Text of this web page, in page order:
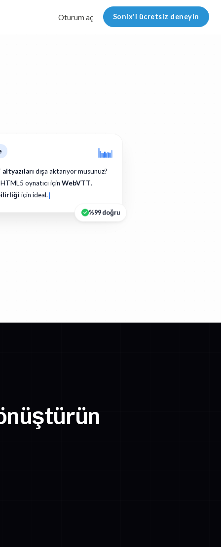
Oturum aç Sonix'i ücretsiz deneyin
dışa aktarıyor musunuz?
oynatıcı için WebVTT.
için ideal.
%99 doğru